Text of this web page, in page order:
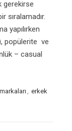
gerekirse
sıralamadır.
yapılırken
popülerite ve
– casual
, erkek